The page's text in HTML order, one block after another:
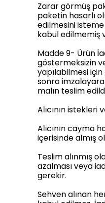
Zarar görmüş
paketin hasarlı
edilmesini isteme
kabul edilmemiş
Madde 9- Ürün
göstermeksizin
yapılabilmesi
sonra
malın teslim
Alıcının
Alıcının cayma
içerisinde almış
Teslim alınmış
azalması veya
gerekir.
Sehven alınan